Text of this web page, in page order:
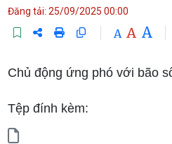
Đăng tải: 25/09/2025 00:00
A A A
Chủ động ứng phó với bão
Tệp đính kèm: